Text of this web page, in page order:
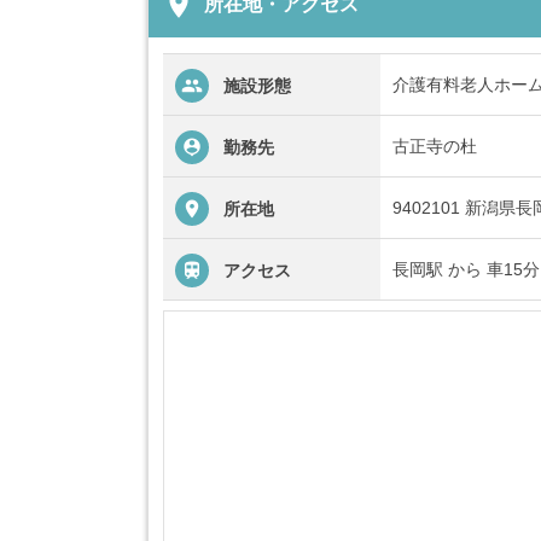
施設形態 介護有料老人ホー
勤務先 古正寺の杜
所在地 9402101 新潟県長
アクセス 長岡駅 から 車15分